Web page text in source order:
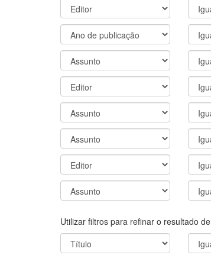
Utilizar filtros para refinar o resultado